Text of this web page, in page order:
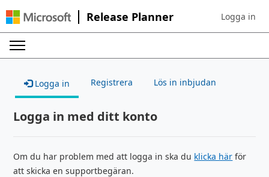
Release Planner Sign in to
Logga in
Logga in Registrera Lös in inbjudan
Logga in med ditt konto
Om du har problem med att logga in ska du klicka här för
att skicka en supportbegäran.